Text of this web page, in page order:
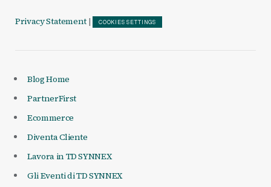
Privacy Statement | COOKIES SETTINGS
Blog Home
PartnerFirst
Ecommerce
Diventa Cliente
Lavora in TD SYNNEX
Gli Eventi di TD SYNNEX